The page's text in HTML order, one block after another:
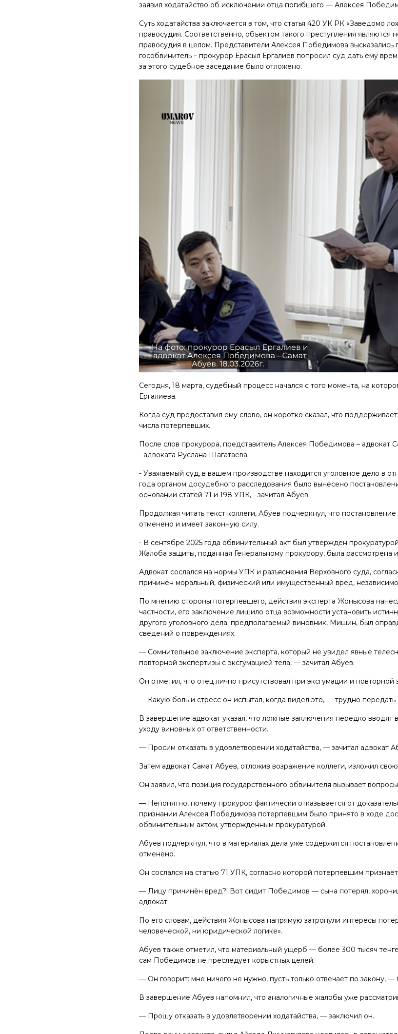
заявил ходатайство об исключении отца погибшего — Алексея
Суть ходатайства заключается в том, что статья 420 УК РК «Заведомо
правосудия. Соответственно, объектом такого преступления являются
правосудия в целом. Представители Алексея Победимова высказались
гособвинитель – прокурор Ерасыл Ергалиев попросил суд дать ему
за этого судебное заседание было отложено.
Сегодня, 18 марта, судебный процесс начался с того момента, на
Ергалиева.
Когда суд предоставил ему слово, он коротко сказал, что
числа потерпевших.
После слов прокурора, представитель Алексея Победимова – адвокат
- адвоката Руслана Шагатаева.
- Уважаемый суд, в вашем производстве находится уголовное дело в
года органом досудебного расследования было вынесено
основании статей 71 и 198 УПК, - зачитал Абуев.
Продолжая читать текст коллеги, Абуев подчеркнул, что
отменено и имеет законную силу.
- В сентябре 2025 года обвинительный акт был утверждён
Жалоба защиты, поданная Генеральному прокурору, была рассмотрена
Адвокат сослался на нормы УПК и разъяснения Верховного суда,
причинён моральный, физический или имущественный вред,
По мнению стороны потерпевшего, действия эксперта Жонысова
частности, его заключение лишило отца возможности установить
другого уголовного дела: предполагаемый виновник, Мишин, был
сведений о повреждениях.
— Сомнительное заключение эксперта, который не увидел явные
повторной экспертизы с эксгумацией тела, — зачитал Абуев.
Он отметил, что отец лично присутствовал при эксгумации и повторной
— Какую боль и стресс он испытал, когда видел это, — трудно
В завершение адвокат указал, что ложные заключения нередко вводят
уходу виновных от ответственности.
— Просим отказать в удовлетворении ходатайства, — зачитал адвокат
Затем адвокат Самат Абуев, отложив возражение коллеги, изложил
Он заявил, что позиция государственного обвинителя вызывает
— Непонятно, почему прокурор фактически отказывается от
признании Алексея Победимова потерпевшим было принято в ходе
обвинительным актом, утверждённым прокуратурой.
Абуев подчеркнул, что в материалах дела уже содержится
отменено.
Он сослался на статью 71 УПК, согласно которой потерпевшим
— Лицу причинён вред?! Вот сидит Победимов — сына потерял,
адвокат.
По его словам, действия Жонысова напрямую затронули интересы
человеческой, ни юридической логике».
Абуев также отметил, что материальный ущерб — более 300 тысяч
сам Победимов не преследует корыстных целей.
— Он говорит: мне ничего не нужно, пусть только отвечает по закону, —
В завершение Абуев напомнил, что аналогичные жалобы уже
— Прошу отказать в удовлетворении ходатайства, — заключил он.